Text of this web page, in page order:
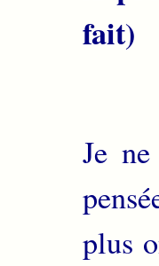
fait)
Je
plus